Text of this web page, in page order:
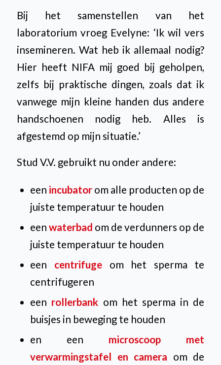
Bij het samenstellen van het
laboratorium vroeg Evelyne: ‘Ik wil vers
insemineren. Wat heb ik allemaal nodig?
Hier heeft NIFA mij goed bij geholpen,
zelfs bij praktische dingen, zoals dat ik
vanwege mijn kleine handen dus andere
handschoenen nodig heb. Alles is
afgestemd op mijn situatie.’
Stud V.V. gebruikt nu onder andere:
een incubator om alle producten op de
juiste temperatuur te houden
eenwaterbad om de verdunners op de
juiste temperatuur te houden
een centrifugeom het sperma te
centrifugeren
een rollerbank om het sperma in de
buisjes in beweging te houden
en een microscoop met
verwarmingstafel en camera om de